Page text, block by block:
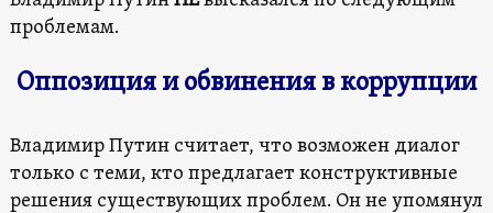
проблемам.
Оппозиция и обвинения в коррупции
Владимир Путин считает, что возможен диалог
только с теми, кто предлагает конструктивные
решения существующих проблем. Он не упомянул